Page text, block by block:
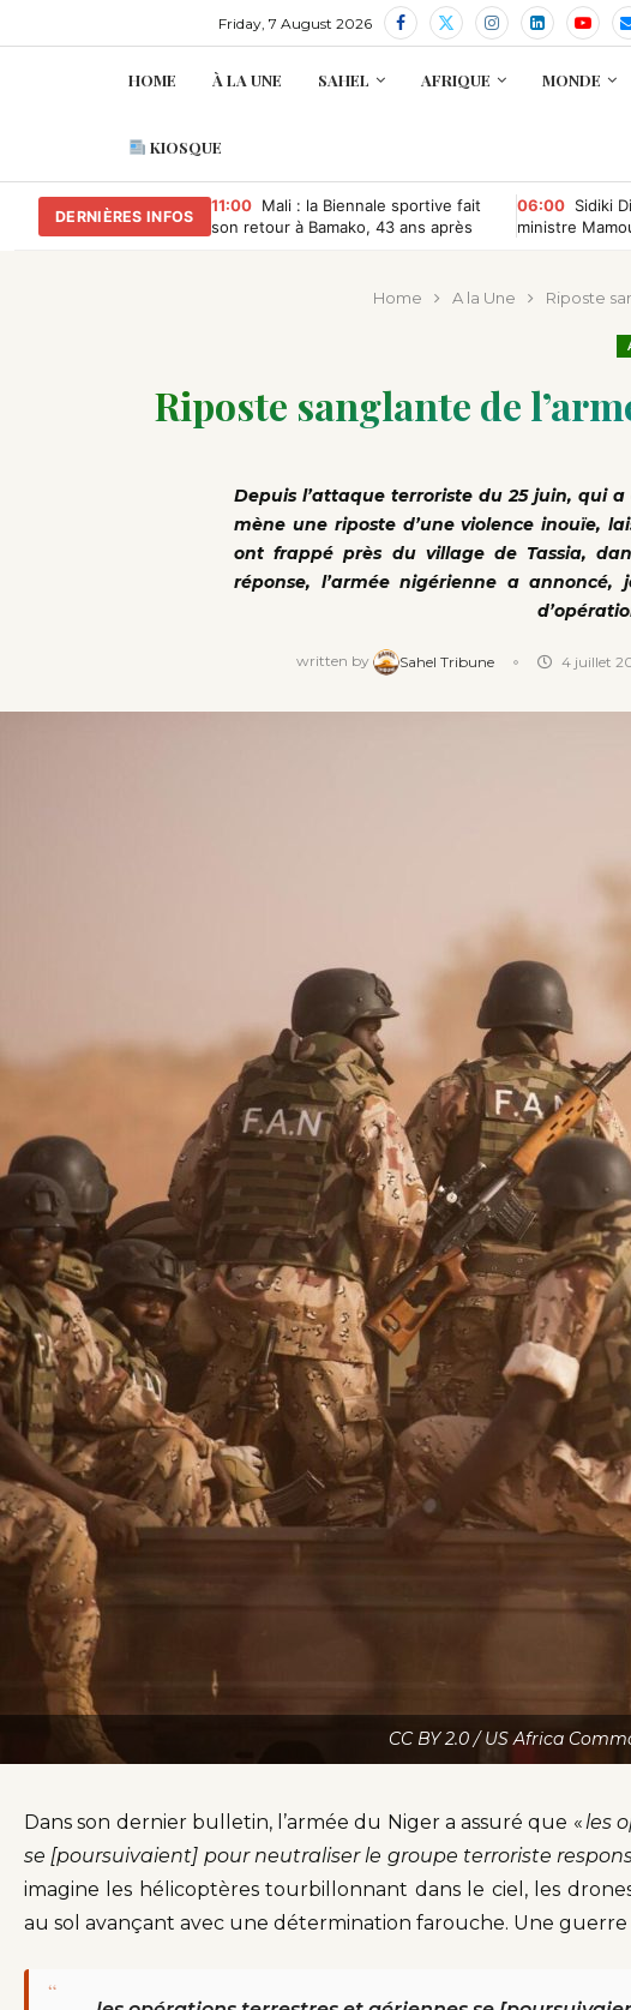
Friday, 7 August 2026
HOME À LA UNE SAHEL AFRIQUE MONDE
KIOSQUE
DERNIÈRES INFOS
11:00 Mali : la Biennale sportive fait
son retour à Bamako, 43 ans après
06:00 Sidiki
ministre
Home A la Une Riposte
Riposte sanglante de
Depuis l’attaque terroriste du 25 juin, qui
mène une riposte d’une violence inouïe,
ont frappé près du village de Tassia,
réponse, l’armée nigérienne a
written by Sahel Tribune 4 juillet
CC BY 2.0 / US Africa
Dans son dernier bulletin, l’armée du Niger a assuré que «les
se [poursuivaient] pour neutraliser le groupe terroriste
imagine les hélicoptères tourbillonnant dans le ciel, les
au sol avançant avec une détermination farouche. Une guerre
“